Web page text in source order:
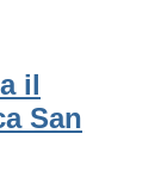
il
San